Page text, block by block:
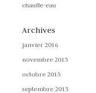
chauffe-eau
Archives
janvier 2016
novembre 2015
octobre 2015
septembre 2015